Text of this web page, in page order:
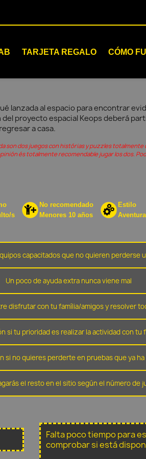
TARJETA REGALO CÓMO
lanzada al espacio para encontrar
proyecto espacial Keops deberá
a casa.
son dos juegos con histórias y puzzles
és totalmente recomendable jugar los dos.
s
No recomendado
Menores 10 años
Estilo
Aventura
capacitados que no quieren perderse
Un poco de ayuda extra nunca viene mal
disfrutar con tu família/amigos y resolver
si tu prioridad es realizar la actividad con tu
si no quieres perderte en pruebas que ya
el resto en el sitio según el número de
Falta poco tiempo para
comprobar si está